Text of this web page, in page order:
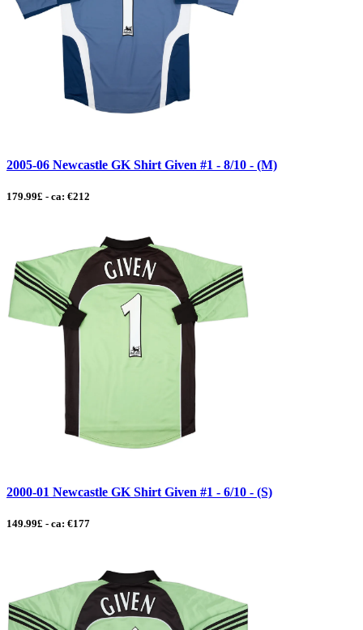
2005-06 Newcastle GK Shirt Given #1 - 8/10 - (M)
179.99£ - ca: €212
2000-01 Newcastle GK Shirt Given #1 - 6/10 - (S)
149.99£ - ca: €177